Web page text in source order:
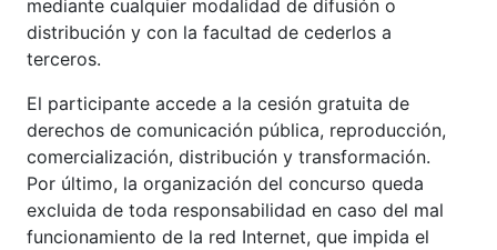
mediante cualquier modalidad de difusión o
distribución y con la facultad de cederlos a
terceros.
El participante accede a la cesión gratuita de
derechos de comunicación pública, reproducción,
comercialización, distribución y transformación.
Por último, la organización del concurso queda
excluida de toda responsabilidad en caso del mal
funcionamiento de la red Internet, que impida el